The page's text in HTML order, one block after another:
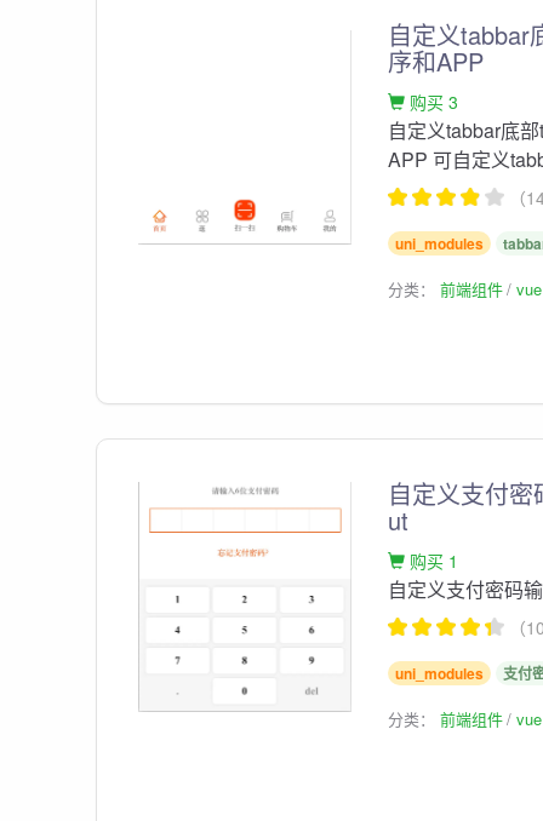
自定义tabbar
序和APP
购买 3
自定义tabbar底
APP 可自定义
（
uni_modules
分类：前端组件
自定义支付
ut
购买 1
自定义支付密码
（
uni_modules 支付
分类：前端组件